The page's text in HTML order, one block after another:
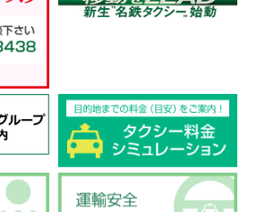
制度 一つ星★」を取得いたしました
い者割引を導入しました